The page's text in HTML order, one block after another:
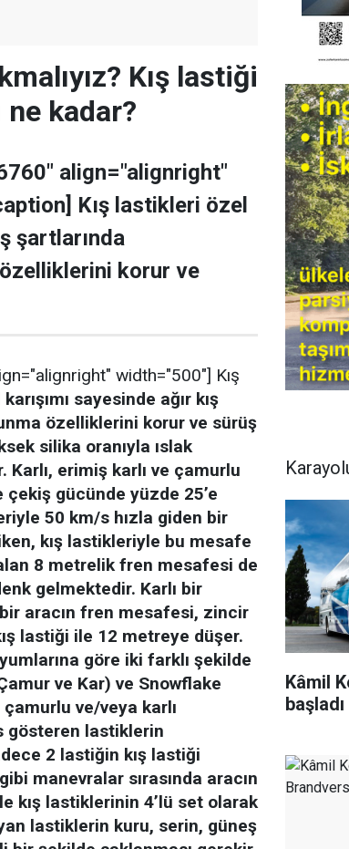
Kış lastiği
ne kadar?
align="alignright"
Kış lastikleri özel
şartlarında
korur ve
width="500"] Kış
sayesinde ağır kış
özelliklerini korur ve sürüş
silika oranıyla ıslak
Karlı, erimiş karlı ve çamurlu
gücünde yüzde 25’e
50 km/s hızla giden bir
kış lastikleriyle bu mesafe
8 metrelik fren mesafesi de
gelmektedir. Karlı bir
aracın fren mesafesi, zincir
lastiği ile 12 metreye düşer.
göre iki farklı şekilde
ve Kar) ve Snowflake
ve/veya karlı
gösteren lastiklerin
2 lastiğin kış lastiği
manevralar sırasında aracın
kış lastiklerinin 4’lü set olarak
lastiklerin kuru, serin, güneş
Kâmil
başladı